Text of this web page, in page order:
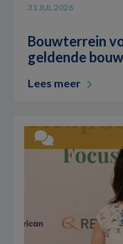
31 JUL 2026
Bouwterrein
geldende
Lees meer